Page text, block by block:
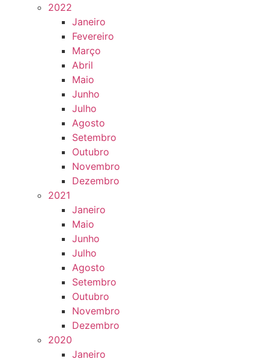
2022
Janeiro
Fevereiro
Março
Abril
Maio
Junho
Julho
Agosto
Setembro
Outubro
Novembro
Dezembro
2021
Janeiro
Maio
Junho
Julho
Agosto
Setembro
Outubro
Novembro
Dezembro
2020
Janeiro